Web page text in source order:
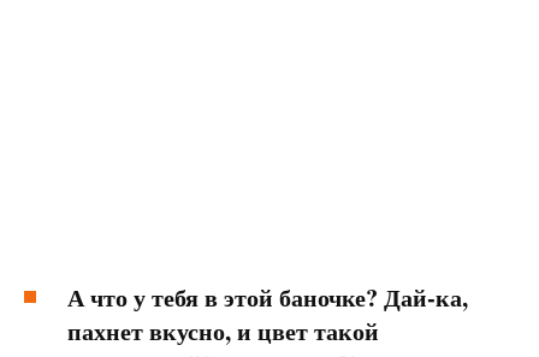
А что у тебя в этой баночке? Дай-ка,
пахнет вкусно, и цвет такой